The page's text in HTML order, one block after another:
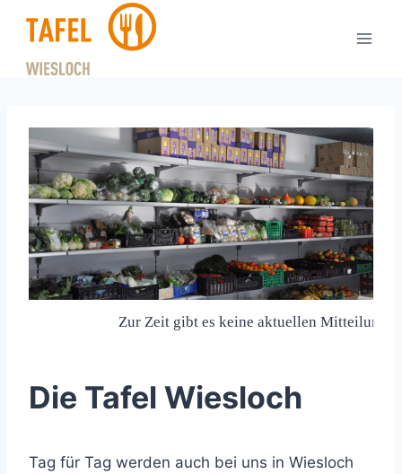
springen
Zur Zeit gibt es keine aktuellen Mitteilungen ...
Die Tafel Wiesloch
Tag für Tag werden auch bei uns in Wiesloch